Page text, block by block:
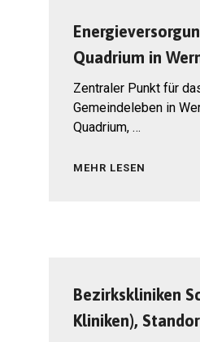
Quadrium in
Zentraler Punkt für
Gemeindeleben in
Quadrium, …
MEHR LESEN
Bezirkskliniken
Kliniken),